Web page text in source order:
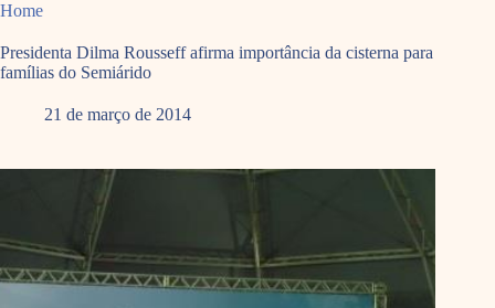
Home
Presidenta Dilma Rousseff afirma importância da cisterna para
famílias do Semiárido
21 de março de 2014